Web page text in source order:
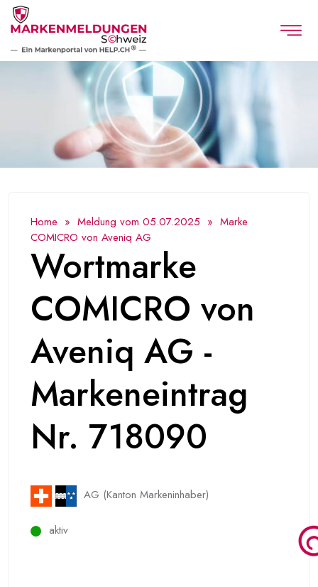
Home » Meldung vom 05.07.2025 » Marke
COMICRO von Aveniq AG
Wortmarke
COMICRO von
Aveniq AG -
Markeneintrag
Nr. 718090
AG (Kanton Markeninhaber)
aktiv